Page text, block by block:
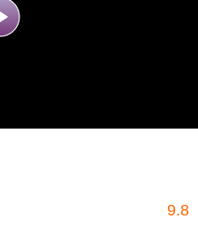
9.8